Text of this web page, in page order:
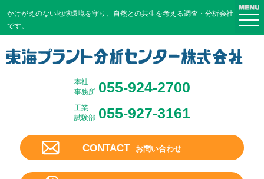
かけがえのない地球環境を守り、 自然との共生を考える調査・分析会社
です。
本社
事務所 055-924-2700
工業
試験部 055-927-3161
CONTACT お問い合わせ